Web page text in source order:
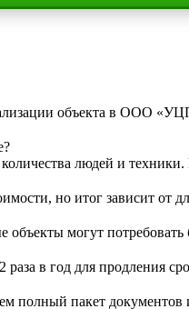
объекта в ООО
людей и
но итог зависит от
могут
раза в год для продления
полный пакет документов